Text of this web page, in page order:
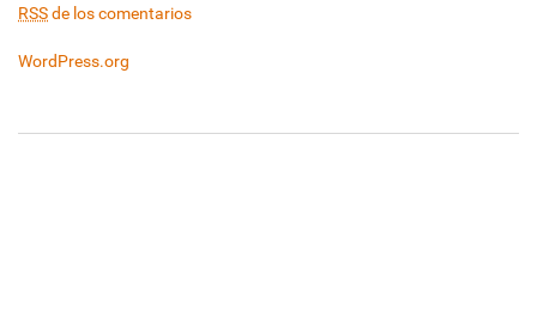
RSSde los comentarios
WordPress.org